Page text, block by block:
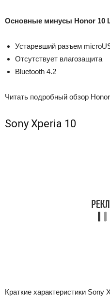
Основные минусы Honor 10
Устаревший разъем
Отсутствует влагозащита
Bluetooth 4.2
Читать подробный обзор
Sony Xperia 10
Краткие характеристики Sony